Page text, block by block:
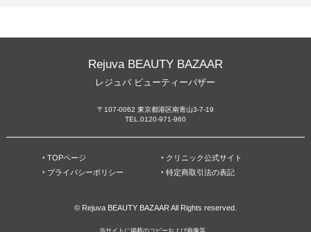
Rejuva BEAUTY BAZAAR
レジュバ ビューティーバザー
〒107-0062 東京都港区南青山3-7-19
TEL.0120-971-960
‣ TOPページ
‣ クリニック公式サイト
‣ プライバシーポリシー
‣ 特定商取引法の表記
© Rejuva BEAUTY BAZAAR All Rights reserved.
当サイトに掲載のコピーおよび画像等、